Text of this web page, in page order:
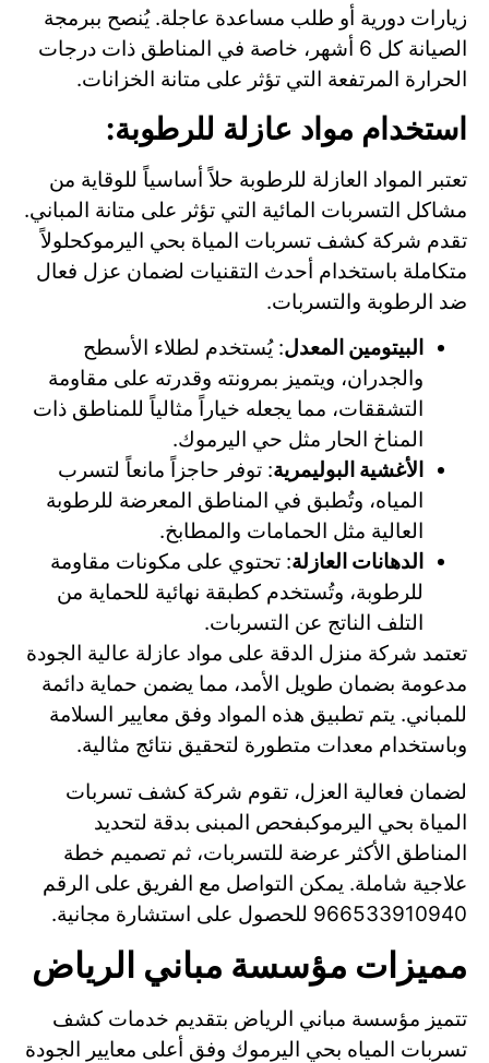
زيارات دورية أو طلب مساعدة عاجلة. يُنصح ببرمجة
الصيانة كل 6 أشهر، خاصة في المناطق ذات درجات
الحرارة المرتفعة التي تؤثر على متانة الخزانات.
استخدام مواد عازلة للرطوبة:
تعتبر المواد العازلة للرطوبة حلاً أساسياً للوقاية من
مشاكل التسربات المائية التي تؤثر على متانة المباني.
تقدم شركة كشف تسربات المياة بحي اليرموكحلولاً
متكاملة باستخدام أحدث التقنيات لضمان عزل فعال
ضد الرطوبة والتسربات.
البيتومين المعدل: يُستخدم لطلاء الأسطح
والجدران، ويتميز بمرونته وقدرته على مقاومة
التشققات، مما يجعله خياراً مثالياً للمناطق ذات
المناخ الحار مثل حي اليرموك.
الأغشية البوليمرية: توفر حاجزاً مانعاً لتسرب
المياه، وتُطبق في المناطق المعرضة للرطوبة
العالية مثل الحمامات والمطابخ.
الدهانات العازلة: تحتوي على مكونات مقاومة
للرطوبة، وتُستخدم كطبقة نهائية للحماية من
التلف الناتج عن التسربات.
تعتمد شركة منزل الدقة على مواد عازلة عالية الجودة
مدعومة بضمان طويل الأمد، مما يضمن حماية دائمة
للمباني. يتم تطبيق هذه المواد وفق معايير السلامة
وباستخدام معدات متطورة لتحقيق نتائج مثالية.
لضمان فعالية العزل، تقوم شركة كشف تسربات
المياة بحي اليرموكبفحص المبنى بدقة لتحديد
المناطق الأكثر عرضة للتسربات، ثم تصميم خطة
علاجية شاملة. يمكن التواصل مع الفريق على الرقم
966533910940 للحصول على استشارة مجانية.
مميزات مؤسسة مباني الرياض
تتميز مؤسسة مباني الرياض بتقديم خدمات كشف
تسربات المياه بحي اليرموك وفق أعلى معايير الجودة